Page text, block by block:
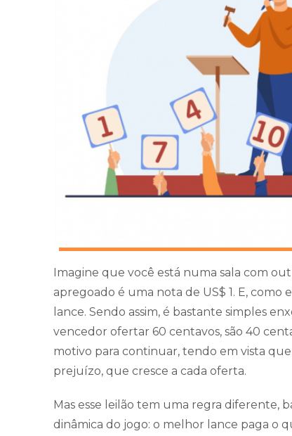
Imagine que você está numa sala com
apregoado é uma nota de US$ 1. E,
lance. Sendo assim, é bastante simples
vencedor ofertar 60 centavos, são 40
motivo para continuar, tendo em vista
prejuízo, que cresce a cada oferta.
Mas esse leilão tem uma regra diferente,
dinâmica do jogo: o melhor lance paga o